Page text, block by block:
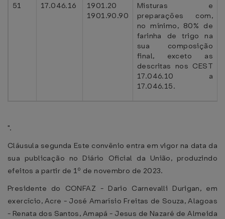
51 17.046.16
1901.20
1901.90.90
Misturas e
preparações com,
no mínimo, 80% de
farinha de trigo na
sua composição
final, exceto as
descritas nos CEST
17.046.10 a
17.046.15.
".
Cláusula segunda Este convênio entra em vigor na data da
sua publicação no Diário Oficial da União, produzindo
efeitos a partir de 1º de novembro de 2023.
Presidente do CONFAZ - Dario Carnevalli Durigan, em
exercício, Acre - José Amarísio Freitas de Souza, Alagoas
- Renata dos Santos, Amapá - Jesus de Nazaré de Almeida